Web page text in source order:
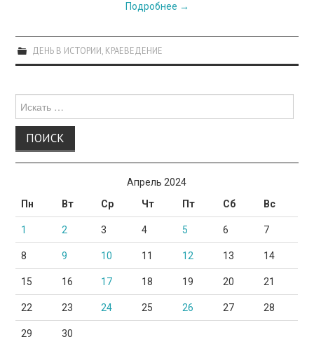
Подробнее →
ДЕНЬ В ИСТОРИИ, КРАЕВЕДЕНИЕ
для:
Апрель 2024
Пн
Вт Ср Чт Пт Сб Вс
1 2 3 4 5 6 7
8 9 10 11 12 13 14
15 16 17 18 19 20 21
22 23 24 25 26 27 28
29 30